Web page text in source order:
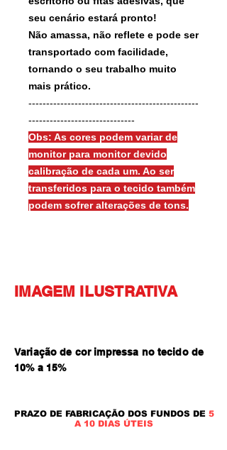
seu cenário estará pronto!
Não amassa, não reflete e pode ser
transportado com facilidade,
tornando o seu trabalho muito
mais prático.
------------------------------------------------
------------------------------
Obs: As cores podem variar de
monitor para monitor devido
calibração de cada um. Ao ser
transferidos para o tecido também
podem sofrer alterações de tons.
IMAGEM ILUSTRATIVA
Variação de cor impressa no tecido de
10% a 15%
PRAZO DE FABRICAÇÃO DOS FUNDOS DE 5
A 10 DIAS ÚTEIS